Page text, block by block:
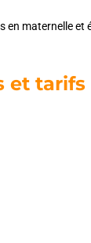
en maternelle et
tarifs
: